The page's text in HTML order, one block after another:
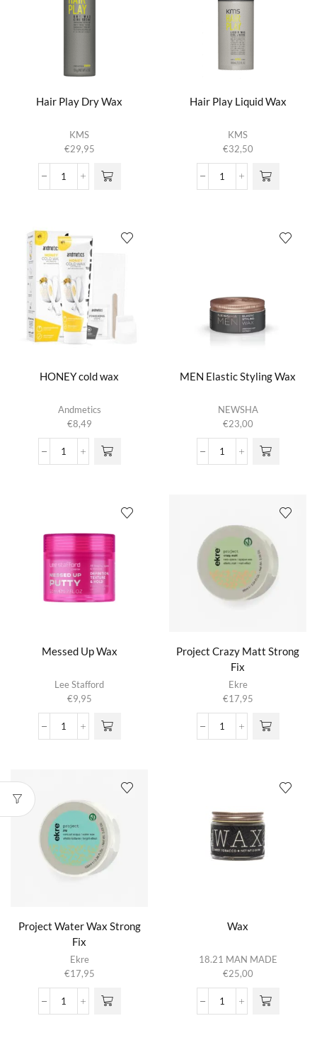
Hair Play Dry Wax
KMS
€29,95
Hair
aantal
Hair Play Liquid Wax
KMS
€32,50
Hair
HONEY cold wax
Andmetics
€8,49
HONEY
MEN Elastic Styling Wax
NEWSHA
€23,00
MEN
Messed Up Wax
Lee Stafford
€9,95
Messed
Project Crazy Matt Strong
Fix
Ekre
€17,95
Project
Project Water Wax Strong
Fix
Ekre
€17,95
Project
Wax
18.21 MAN MADE
€25,00
Wax